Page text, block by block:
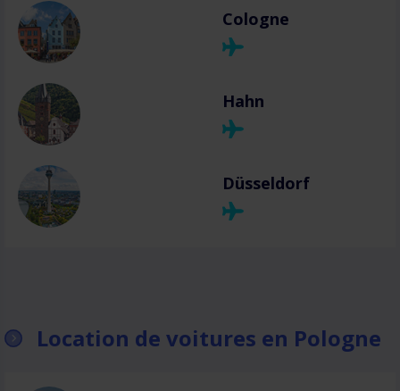
Cologne
Hahn
Düsseldorf
Location de voitures en Pologne